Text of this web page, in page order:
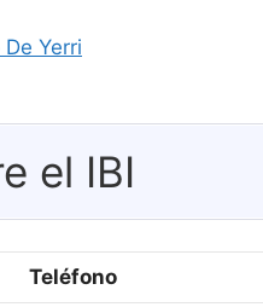
Yerri
el IBI
Teléfono